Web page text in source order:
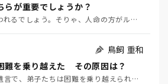
らが重要でしょうか？
答えは、簡単だと思われるでしょう。そりゃ、人命の方がルールよりも重要だよ、となるでしょう…
鳥飼 重和
難を乗り越えた その原因は？
なぜ、一休さんの遺言で、弟子たちは困難を乗り越えられたのでしょうか？ その根っこに、人間は、どん…